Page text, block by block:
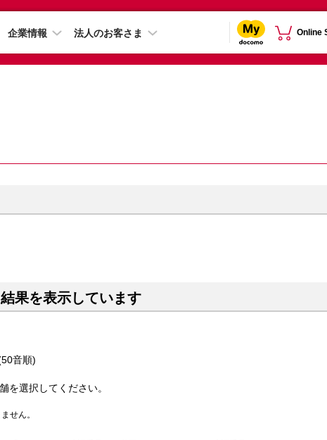
企業情報 法人のお客さま Online
果を表示しています
音順)
を選択してください。
せん。